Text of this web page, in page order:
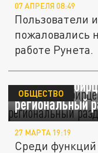
07 АПРЕЛЯ 08:49
Пользователи
пожаловались
работе Рунета.
Для
региональный
ОБЩЕСТВО
27 МАРТА 19:19
Среди функций